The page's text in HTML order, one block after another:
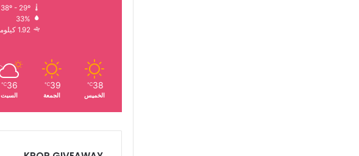
38º - 29º
33%
1.92 كيلومتر/ساعة
38
℃
الخميس
39
℃
الجمعة
36
℃
السبت